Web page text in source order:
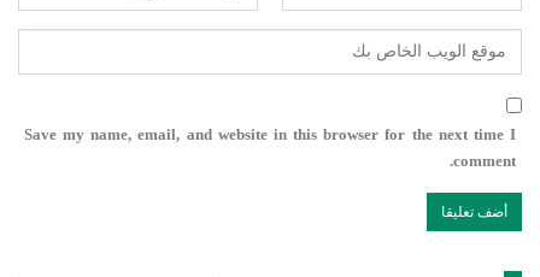
Save my name, email, and website in this browser for the next time I
comment.